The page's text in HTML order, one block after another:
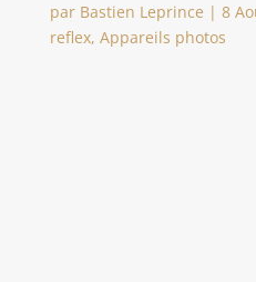
par Bastien Leprince | 8
reflex, Appareils photos